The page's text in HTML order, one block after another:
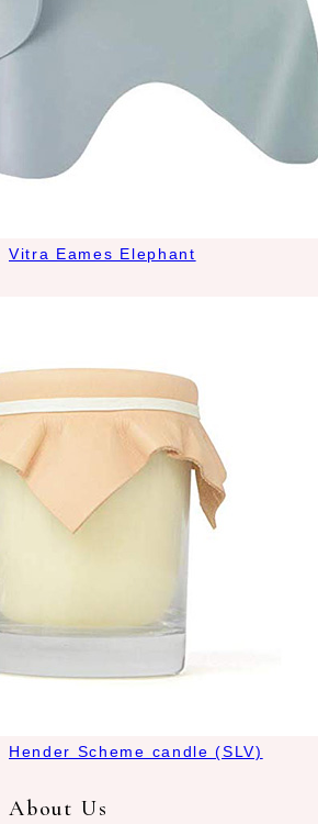
Vitra Eames Elephant
Hender Scheme candle (SLV)
About Us